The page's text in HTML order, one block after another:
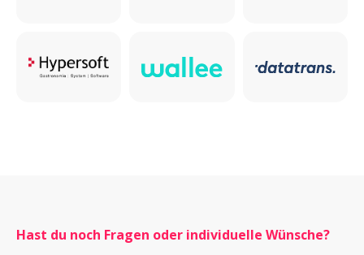
Hast du noch Fragen oder individuelle Wünsche?